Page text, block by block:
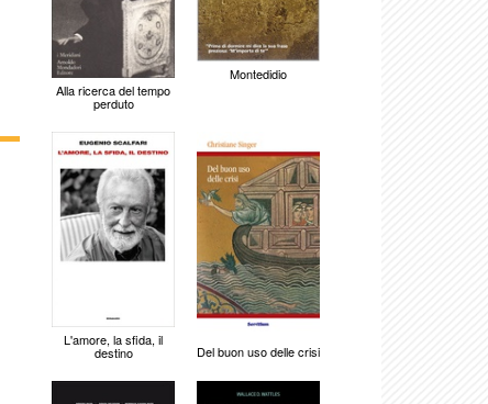
Alla ricerca del tempo
perduto
Montedidio
L'amore, la sfida, il
destino Del buon uso delle crisi